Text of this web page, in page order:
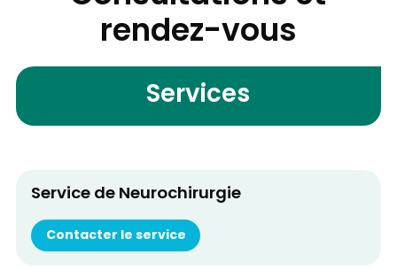
rendez-vous
Services
Service de Neurochirurgie
Contacter le service